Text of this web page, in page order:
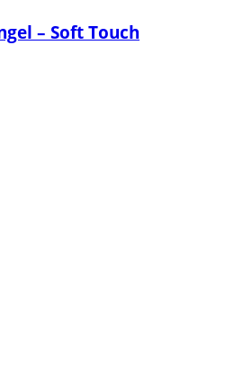
– Soft Touch